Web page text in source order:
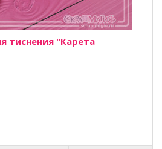
тиснения "Карета